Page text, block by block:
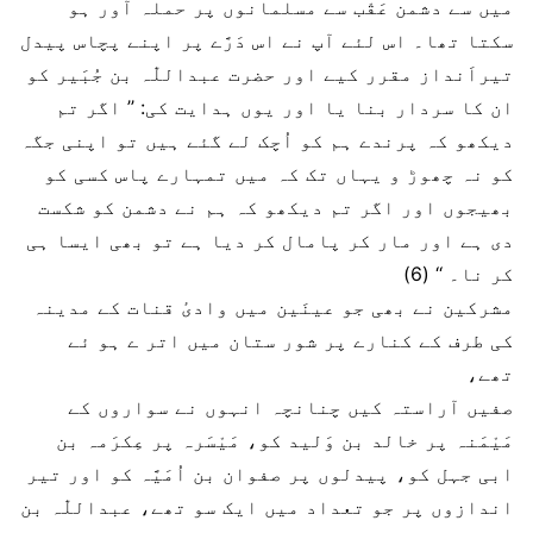
میں سے دشمن عَقْب سے مسلمانوں پر حملہ آور ہو
سکتا تھا۔ اس لئے آپ نے اس دَرَّے پر اپنے پچاس پیدل
تیراَنداز مقرر کیے اور حضرت عبداللّٰہ بن جُبَیر کو
ان کا سردار بنا یا اور یوں ہدایت کی: ’’ اگر تم
دیکھو کہ پرندے ہم کو اُچک لے گئے ہیں تو اپنی جگہ
کو نہ چھوڑ و یہاں تک کہ میں تمہارے پاس کسی کو
بھیجوں اور اگر تم دیکھو کہ ہم نے دشمن کو شکست
دی ہے اور مار کر پامال کر دیا ہے تو بھی ایسا ہی
کر نا۔ ‘‘ (6)
مشرکین نے بھی جو عینَین میں وادیٔ قنات کے مدینہ
کی طرف کے کنارے پر شور ستان میں اتر ے ہو ئے
تھے،
صفیں آراستہ کیں چنانچہ انہوں نے سواروں کے
مَیْمَنہ پر خالد بن وَلید کو، مَیْسَرہ پر عِکرَمہ بن
ابی جہل کو، پیدلوں پر صفوان بن اُمَیَّہ کو اور تیر
اندازوں پر جو تعداد میں ایک سو تھے، عبداللّٰہ بن